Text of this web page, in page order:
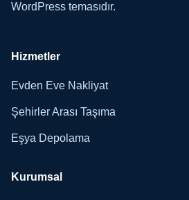
WordPress temasıdır.
Hizmetler
Evden Eve Nakliyat
Şehirler Arası Taşıma
Eşya Depolama
Kurumsal